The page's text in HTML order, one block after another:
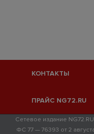
КОНТАКТЫ
ПРАЙС NG72.RU
Сетевое издание
ФС 77 — 76393 от 2